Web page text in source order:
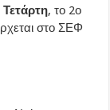
, το 2ο
στο ΣΕΦ